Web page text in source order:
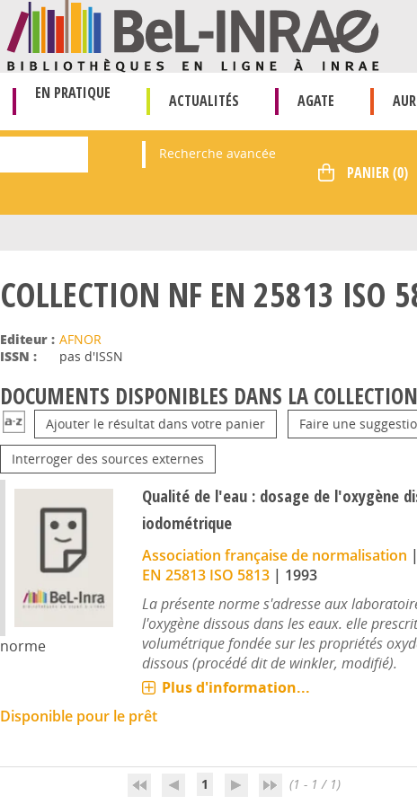
EN PRATIQUE ACTUALITÉS AGATE
Recherche avancée
COLLECTION NF EN 25813 ISO
Editeur : AFNOR
ISSN :
pas d'ISSN
DOCUMENTS DISPONIBLES DANS LA
Ajouter le résultat dans votre panier Faire une
Interroger des sources externes
norme
Qualité de l'eau : dosage de l'oxygène
iodométrique
Association française de normalisation |
EN 25813 ISO 5813| 1993
La présente norme s'adresse aux
l'oxygène dissous dans les eaux. elle
volumétrique fondée sur les propriétés
dissous (procédé dit de winkler, modifié).
Plus d'information...
Disponible pour le prêt
1 (1 - 1 / 1)